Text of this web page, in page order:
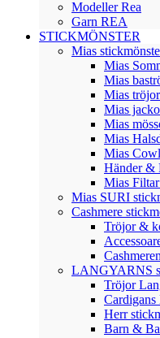
Modeller Rea
Garn REA
STICKMÖNSTER
Mias
Mias
Mias
Mias
Mias
Mias
Mias
Mias
Händer &
Mias
Mias SURI
Cashmere
Tröjor &
LANGYARNS
Tröjor
Cardigans
Herr
Barn &